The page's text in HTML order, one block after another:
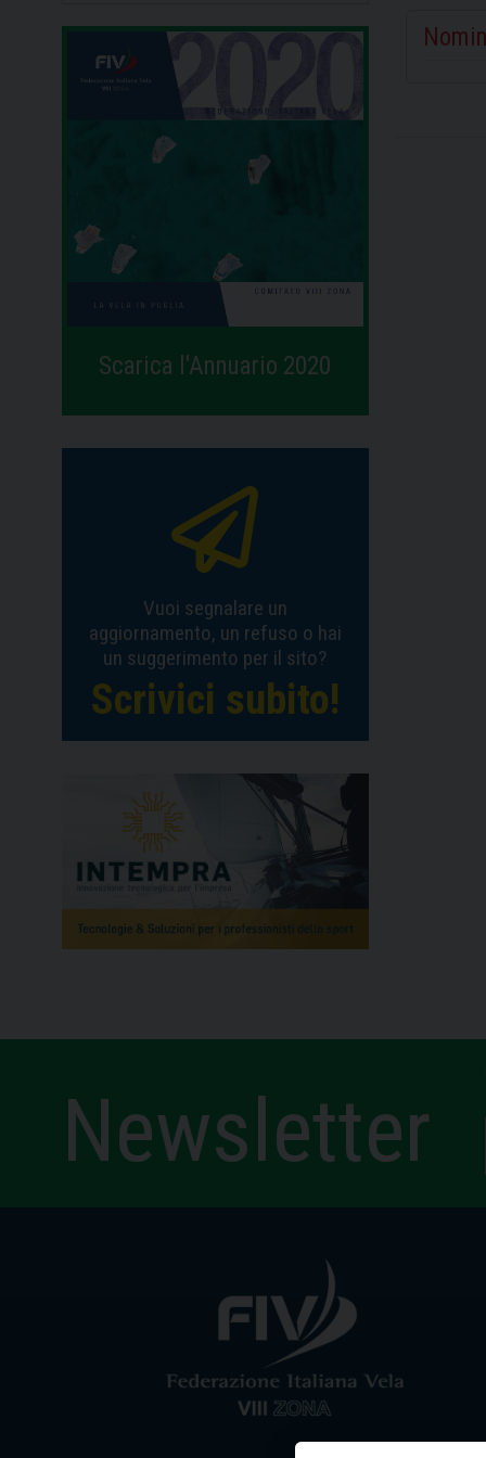
Scarica l'Annuario 2020
Vuoi segnalare un
aggiornamento, un refuso o hai
un suggerimento per il sito?
Scrivici subito!
Newsletter